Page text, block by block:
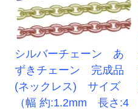
シルバーチェーン あ
ずきチェーン 完成品
(ネックレス) サイズ
（幅 約:1.2mm 長さ:4